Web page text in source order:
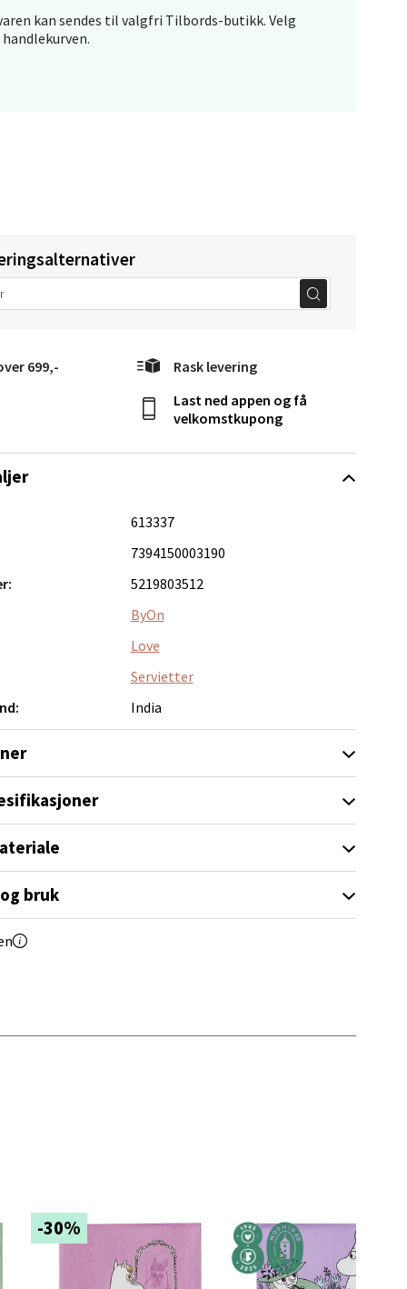
kan sendes til valgfri Tilbords-butikk. Velg
699,- Rask levering
Last ned appen og få
velkomstkupong
613337
7394150003190
5219803512
ByOn
Love
Servietter
India
bruk
-30%